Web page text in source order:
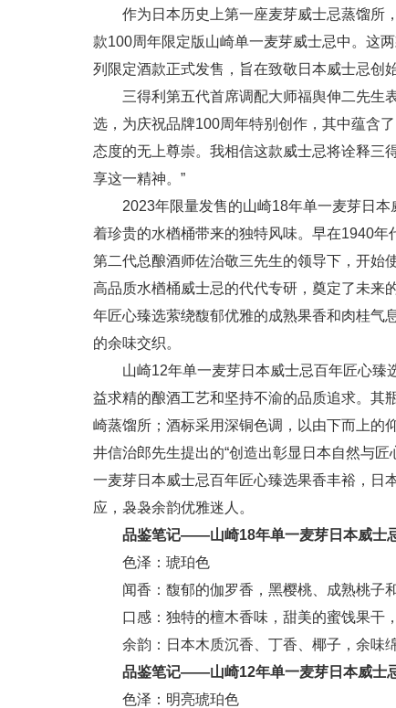
作为日本历史上第一座麦芽威士忌蒸馏所
款100周年限定版山崎单一麦芽威士忌中。这
列限定酒款正式发售，旨在致敬日本威士忌创
三得利第五代首席调配大师福舆伸二先生
选，为庆祝品牌100周年特别创作，其中蕴含
态度的无上尊崇。我相信这款威士忌将诠释三
享这一精神。”
2023年限量发售的山崎18年单一麦芽日
着珍贵的水楢桶带来的独特风味。早在1940
第二代总酿酒师佐治敬三先生的领导下，开始
高品质水楢桶威士忌的代代专研，奠定了未来
年匠心臻选萦绕馥郁优雅的成熟果香和肉桂气
的余味交织。
山崎12年单一麦芽日本威士忌百年匠心
益求精的酿酒工艺和坚持不渝的品质追求。
崎蒸馏所；酒标采用深铜色调，以由下而上的
井信治郎先生提出的“创造出彰显日本自然与
一麦芽日本威士忌百年匠心臻选果香丰裕，日
应，袅袅余韵优雅迷人。
品鉴笔记——山崎18年单一麦芽日本威士
色泽：琥珀色
闻香：馥郁的伽罗香，黑樱桃、成熟桃子
口感：独特的檀木香味，甜美的蜜饯果干
余韵：日本木质沉香、丁香、椰子，余味
品鉴笔记——山崎12年单一麦芽日本威士
色泽：明亮琥珀色